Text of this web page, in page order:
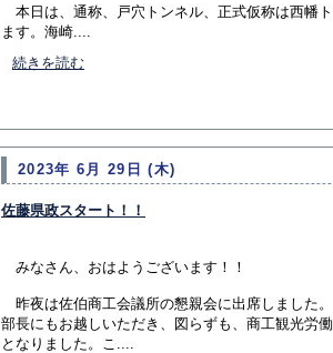
本日は、通称、戸穴トンネル、正式仮称は西幡
ます。海崎....
続きを読む
2023年 6月 29日 (木)
佐藤県政スタート！！
みなさん、おはようございます！！
昨夜は佐伯商工会議所の懇親会に出席しました
部長にもお越しいただき、図らずも、商工観光労
となりました。こ....